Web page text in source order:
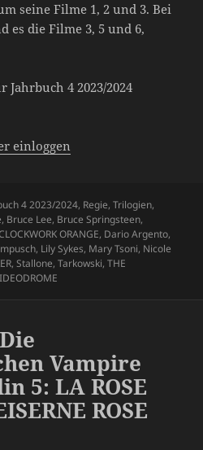
seine Filme 1, 2 und 3. Bei
es die Filme 3, 5 und 6,
4 2023/2024
einloggen
4 2023/2024, Regie,Trilogien,
, Bruce Lee, Bruce Springsteen,
ORANGE, Dario Argento,
, Lily Sykes, Mary Tsoni, Nicole
,Stallone,Tarkowski,THE
Vampire
5: LA ROSE
ROSE